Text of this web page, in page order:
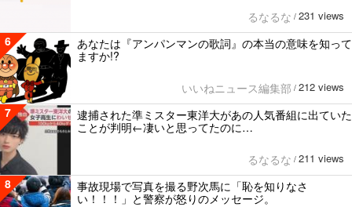
るなるな / 231 views
6
あなたは『アンパンマンの歌詞』の本当の意味を知って
ますか!?
いいねニュース編集部 / 212 views
7
逮捕された準ミスター東洋大があの人気番組に出ていた
ことが判明←凄いと思ってたのに…
るなるな / 211 views
8
事故現場で写真を撮る野次馬に「恥を知りなさ
い！！！」と警察が怒りのメッセージ。